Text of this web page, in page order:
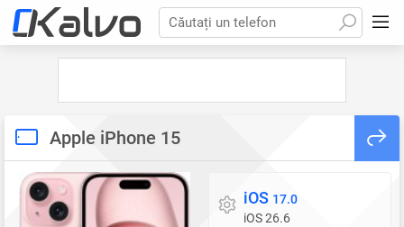
Căutați un telefon
Apple iPhone 15
Sistem de operare
iOS 17.0
iOS 26.6